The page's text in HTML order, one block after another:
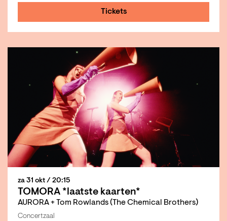
Tickets
TOMORA *laatste kaarten*
AURORA + Tom Rowlands (The Chemical Brothers)
za 31 okt / 20:15
Concertzaal